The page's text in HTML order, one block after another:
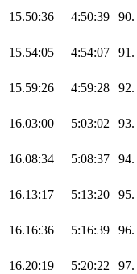
15.50:36 4:50:39 90.
15.54:05 4:54:07 91.
15.59:26 4:59:28 92.
16.03:00 5:03:02 93.
16.08:34 5:08:37 94.
16.13:17 5:13:20 95.
16.16:36 5:16:39 96.
16.20:19 5:20:22 97.